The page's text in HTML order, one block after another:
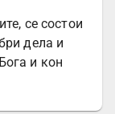
се состои
дела и
и кон